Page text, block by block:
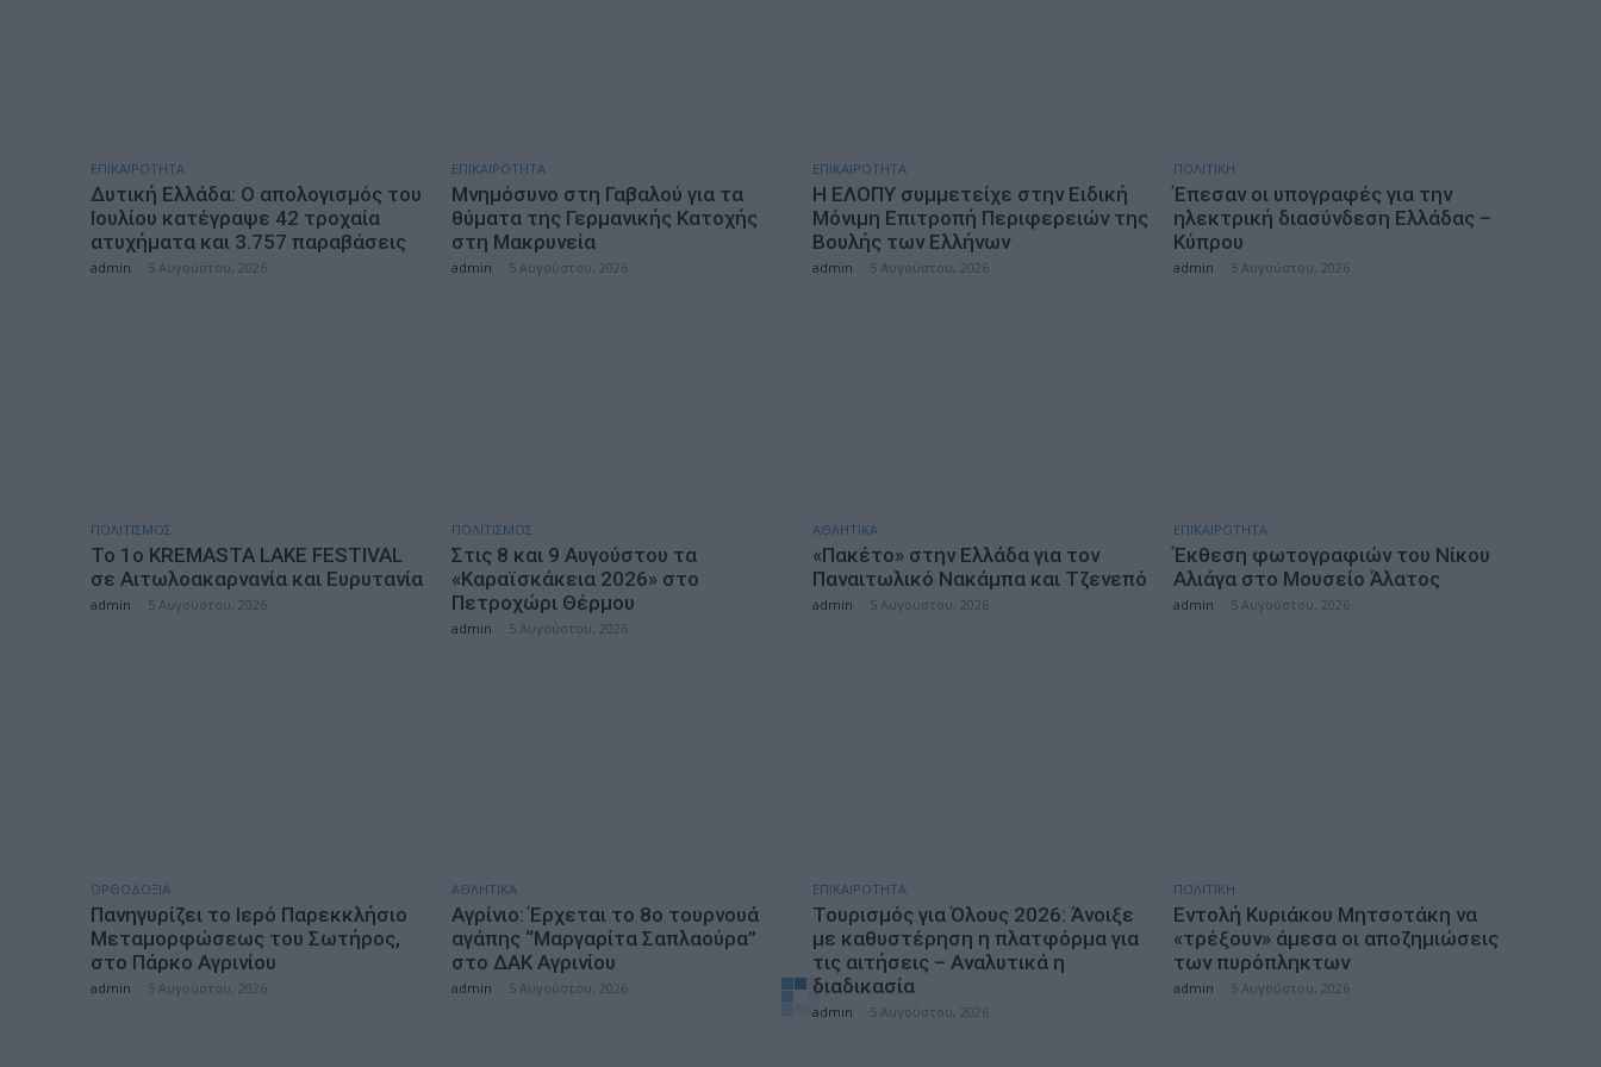
ΕΠΙΚΑΙΡΟΤΗΤΑ
Δυτική Ελλάδα: Ο απολογισμός του
Ιουλίου κατέγραψε 42 τροχαία
ατυχήματα και 3.757 παραβάσεις
admin 5 Αυγούστου, 2026
ΕΠΙΚΑΙΡΟΤΗΤΑ
Mνημόσυνο στη Γαβαλού για τα
θύματα της Γερμανικής Κατοχής
στη Μακρυνεία
admin 5 Αυγούστου, 2026
ΕΠΙΚΑΙΡΟΤΗΤΑ
Η ΕΛΟΠΥ συμμετείχε στην Ειδική
Μόνιμη Επιτροπή Περιφερειών της
Βουλής των Ελλήνων
admin 5 Αυγούστου, 2026
ΠΟΛΙΤΙΚΗ
Έπεσαν οι υπογραφές για την
ηλεκτρική διασύνδεση Ελλάδας –
Κύπρου
admin 5 Αυγούστου, 2026
ΠΟΛΙΤΙΣΜΟΣ
Το 1ο KREMASTA LAKE FESTIVAL
σε Αιτωλοακαρνανία και Ευρυτανία
admin 5 Αυγούστου, 2026
ΠΟΛΙΤΙΣΜΟΣ
Στις 8 και 9 Αυγούστου τα
«Καραϊσκάκεια 2026» στο
Πετροχώρι Θέρμου
admin 5 Αυγούστου, 2026
ΑΘΛΗΤΙΚΑ
«Πακέτο» στην Ελλάδα για τον
Παναιτωλικό Νακάμπα και Τζενεπό
admin 5 Αυγούστου, 2026
ΕΠΙΚΑΙΡΟΤΗΤΑ
Έκθεση φωτογραφιών του Νίκου
Αλιάγα στο Μουσείο Άλατος
admin 5 Αυγούστου, 2026
ΟΡΘΟΔΟΞΙΑ
Πανηγυρίζει το Ιερό Παρεκκλήσιο
Μεταμορφώσεως του Σωτήρος,
στο Πάρκο Αγρινίου
admin 5 Αυγούστου, 2026
ΑΘΛΗΤΙΚΑ
Αγρίνιο: Έρχεται το 8ο τουρνουά
αγάπης “Μαργαρίτα Σαπλαούρα”
στο ΔΑΚ Αγρινίου
admin 5 Αυγούστου, 2026
ΕΠΙΚΑΙΡΟΤΗΤΑ
Τουρισμός για Όλους 2026: Άνοιξε
με καθυστέρηση η πλατφόρμα για
τις αιτήσεις – Αναλυτικά η
διαδικασία
admin 5 Αυγούστου, 2026
ΠΟΛΙΤΙΚΗ
Εντολή Κυριάκου Μητσοτάκη να
«τρέξουν» άμεσα οι αποζημιώσεις
των πυρόπληκτων
admin 5 Αυγούστου, 2026